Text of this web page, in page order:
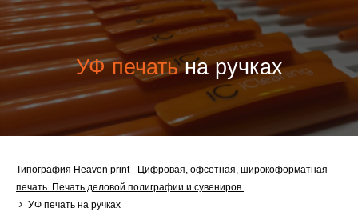
УФ печатьна ручках
Типография Heaven print - Цифровая, офсетная, широкоформатная
печать. Печать деловой полиграфии и сувениров.
› УФ печать на ручках